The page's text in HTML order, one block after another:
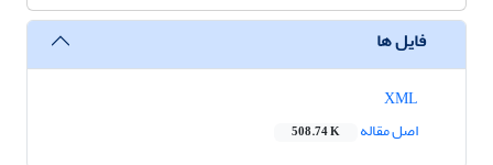
فایل ها
اصل مقاله
508.74 K